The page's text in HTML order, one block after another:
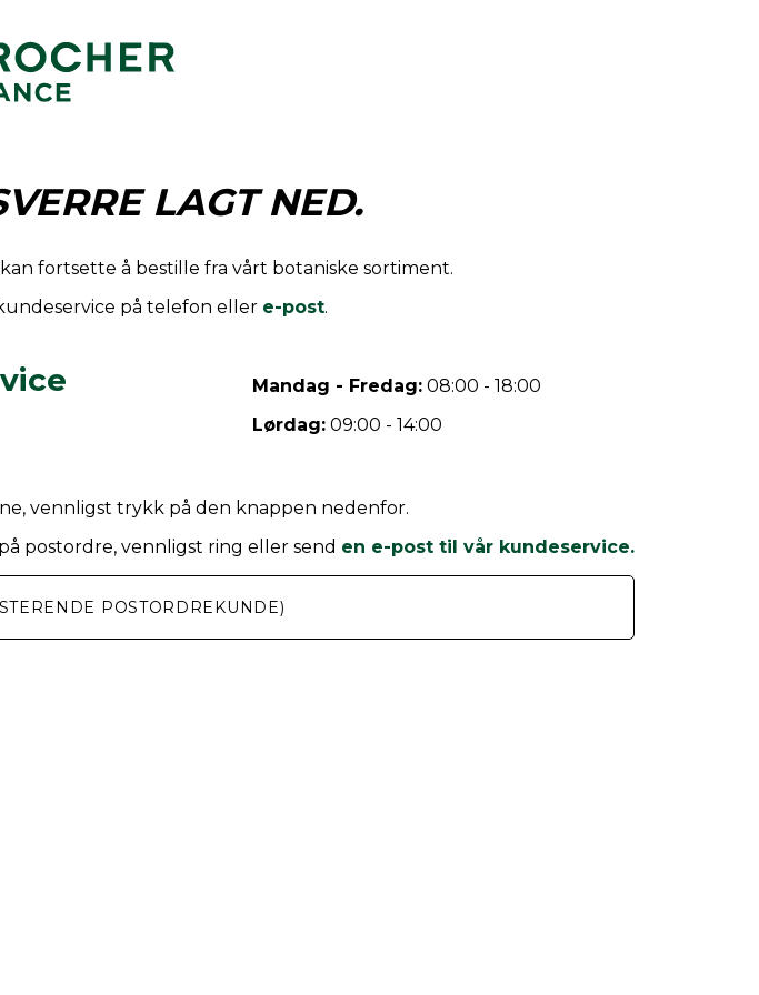
LAGT NED.
fortsette å bestille fra vårt botaniske sortiment.
på telefon eller e-post.
Mandag - Fredag: 08:00 - 18:00
Lørdag: 09:00 - 14:00
vennligst trykk på den knappen nedenfor.
postordre, vennligst ring eller send en e-post til vår kundeservice.
POSTORDREKUNDE)